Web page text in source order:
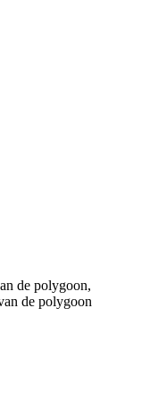
de polygoon,
de polygoon